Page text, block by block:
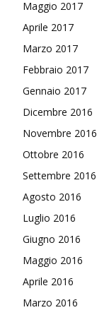
Maggio 2017
Aprile 2017
Marzo 2017
Febbraio 2017
Gennaio 2017
Dicembre 2016
Novembre 2016
Ottobre 2016
Settembre 2016
Agosto 2016
Luglio 2016
Giugno 2016
Maggio 2016
Aprile 2016
Marzo 2016